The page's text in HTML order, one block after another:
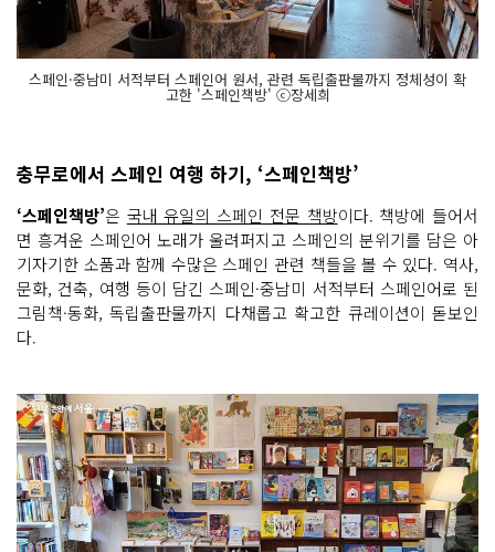
스페인·중남미 서적부터 스페인어 원서, 관련 독립출판물까지 정체성이 확
고한 '스페인책방' ⓒ장세희
충무로에서 스페인 여행 하기, ‘스페인책방’
‘스페인책방’은 국내 유일의 스페인 전문 책방이다. 책방에 들어서
면 흥겨운 스페인어 노래가 울려퍼지고 스페인의 분위기를 담은 아
기자기한 소품과 함께 수많은 스페인 관련 책들을 볼 수 있다. 역사,
문화, 건축, 여행 등이 담긴 스페인·중남미 서적부터 스페인어로 된
그림책·동화, 독립출판물까지 다채롭고 확고한 큐레이션이 돋보인
다.